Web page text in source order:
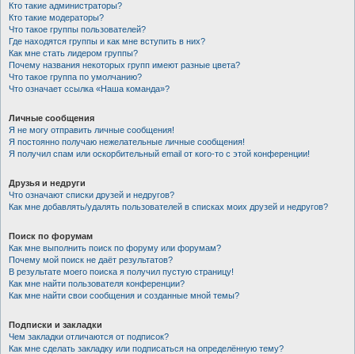
Кто такие администраторы?
Кто такие модераторы?
Что такое группы пользователей?
Где находятся группы и как мне вступить в них?
Как мне стать лидером группы?
Почему названия некоторых групп имеют разные цвета?
Что такое группа по умолчанию?
Что означает ссылка «Наша команда»?
Личные сообщения
Я не могу отправить личные сообщения!
Я постоянно получаю нежелательные личные сообщения!
Я получил спам или оскорбительный email от кого-то с этой конференции!
Друзья и недруги
Что означают списки друзей и недругов?
Как мне добавлять/удалять пользователей в списках моих друзей и недругов?
Поиск по форумам
Как мне выполнить поиск по форуму или форумам?
Почему мой поиск не даёт результатов?
В результате моего поиска я получил пустую страницу!
Как мне найти пользователя конференции?
Как мне найти свои сообщения и созданные мной темы?
Подписки и закладки
Чем закладки отличаются от подписок?
Как мне сделать закладку или подписаться на определённую тему?